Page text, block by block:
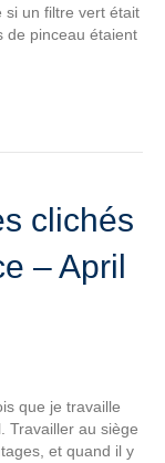
si un filtre vert était
de pinceau étaient
clichés
– April
que je travaille
Travailler au siège
et quand il y